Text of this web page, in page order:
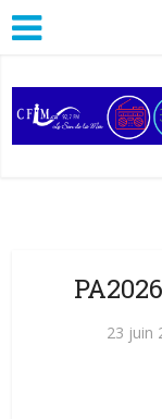
23 juin